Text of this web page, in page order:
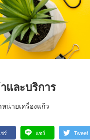
และบริการ
น่ายเครื่องแก้ว
ร์ แชร์ Tweet